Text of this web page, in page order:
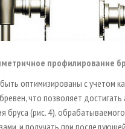
профилирование
оптимизированы с учетом
что позволяет
бруса (рис. 4),
и получать при